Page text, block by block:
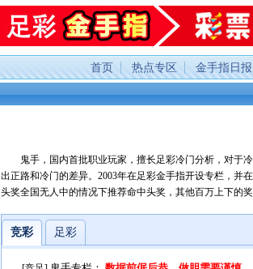
首页 热点专区 金手指日报
鬼手，国内首批职业玩家，擅长足彩冷门分析，对于
出正路和冷门的差异。2003年在足彩金手指开设专栏，并
头奖全国无人中的情况下推荐命中头奖，其他百万上下的
竞彩 足彩